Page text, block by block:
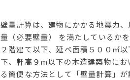
壁量計算は、建物にかかる地震力
量（必要壁量） を満たしているか
２階建て以下、延べ面積５００㎡
下、軒高９m以下の木造建築物に
る簡便な方法として「壁量計算」が